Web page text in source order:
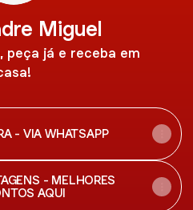
Miguel
peça já e receba em
- VIA WHATSAPP
- MELHORES
AQUI